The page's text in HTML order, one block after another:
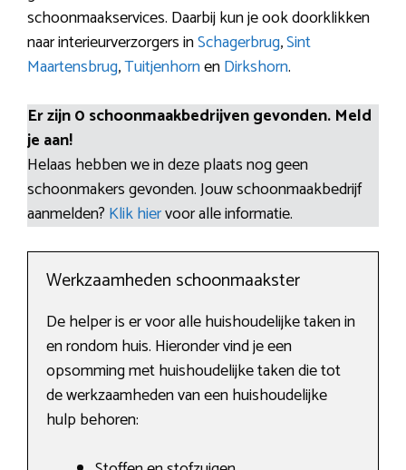
schoonmaakservices. Daarbij kun je ook doorklikken
naar interieurverzorgers inSchagerbrug,Sint
Maartensbrug,TuitjenhornenDirkshorn.
Er zijn 0 schoonmaakbedrijven gevonden. Meld
je aan!
Helaas hebben we in deze plaats nog geen
schoonmakers gevonden. Jouw schoonmaakbedrijf
aanmelden? Klik hiervoor alle informatie.
Werkzaamheden schoonmaakster
De helper is er voor alle huishoudelijke taken in
en rondom huis. Hieronder vind je een
opsomming met huishoudelijke taken die tot
de werkzaamheden van een huishoudelijke
hulp behoren: